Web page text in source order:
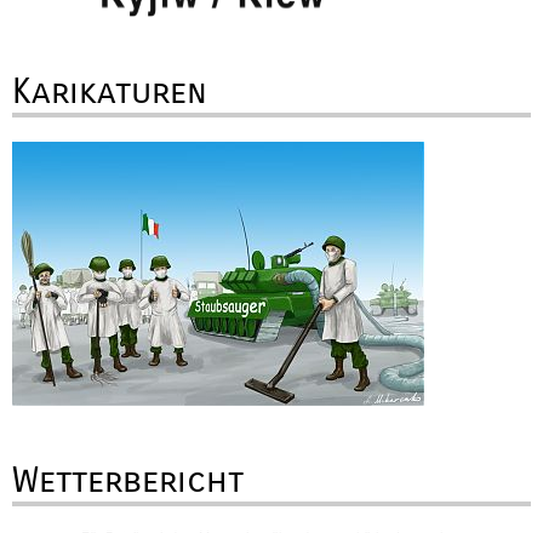
Karikaturen
Wetterbericht